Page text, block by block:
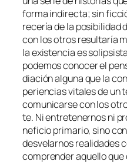
for­ma in­di­rec­ta; sin
re­ce­ría de la po­si­bi­li­dad
con los otros re­sul­ta­ría
la exis­ten­cia es
po­de­mos co­no­cer el
dia­ción al­gu­na que la
pe­rien­cias vi­ta­les de un
co­mu­ni­car­se con los
te. Ni en­tre­te­ner­nos ni
ne­fi­cio pri­ma­rio, sino
des­ve­lar­nos reali­da­des
com­pren­der aque­llo